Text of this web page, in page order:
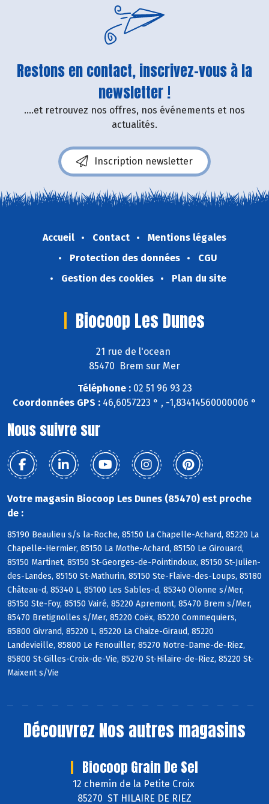
Restons en contact, inscrivez-vous à la
newsletter !
....et retrouvez nos offres, nos événements et nos
actualités.
Inscription newsletter
Accueil Contact
Mentions légales
Protection des données
CGU
Gestion des cookies
Plan du site
Biocoop Les Dunes
21 rue de l'ocean
85470 Brem sur Mer
Téléphone :02 51 96 93 23
Coordonnées GPS : 46,6057223 ° , -1,83414560000006 °
Nous suivre sur
Votre magasin Biocoop Les Dunes (85470) est proche
de :
85190 Beaulieu s/s la-Roche, 85150 La Chapelle-Achard, 85220 La
Chapelle-Hermier, 85150 La Mothe-Achard, 85150 Le Girouard,
85150 Martinet, 85150 St-Georges-de-Pointindoux, 85150 St-Julien-
des-Landes, 85150 St-Mathurin, 85150 Ste-Flaive-des-Loups, 85180
Château-d, 85340 L, 85100 Les Sables-d, 85340 Olonne s/Mer,
85150 Ste-Foy, 85150 Vairé, 85220 Apremont, 85470 Brem s/Mer,
85470 Bretignolles s/Mer, 85220 Coëx, 85220 Commequiers,
85800 Givrand, 85220 L, 85220 La Chaize-Giraud, 85220
Landevieille, 85800 Le Fenouiller, 85270 Notre-Dame-de-Riez,
85800 St-Gilles-Croix-de-Vie, 85270 St-Hilaire-de-Riez, 85220 St-
Maixent s/Vie
Découvrez Nos autres magasins
Biocoop Grain De Sel
12 chemin de la Petite Croix
85270 ST HILAIRE DE RIEZ